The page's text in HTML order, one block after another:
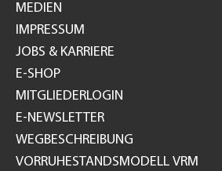
MEDIEN
IMPRESSUM
JOBS & KARRIERE
E-SHOP
MITGLIEDERLOGIN
E-NEWSLETTER
WEGBESCHREIBUNG
VORRUHESTANDSMODELL VRM